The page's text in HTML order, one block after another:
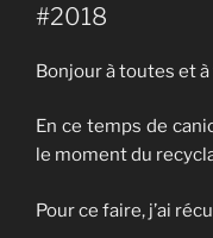
#2018
Bonjour à toutes et à
En ce temps de
le moment du
Pour ce faire, j’ai